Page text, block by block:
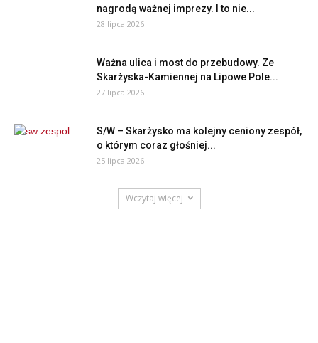
nagrodą ważnej imprezy. I to nie...
28 lipca 2026
Ważna ulica i most do przebudowy. Ze
Skarżyska-Kamiennej na Lipowe Pole...
27 lipca 2026
S/W – Skarżysko ma kolejny ceniony zespół,
o którym coraz głośniej...
25 lipca 2026
Wczytaj więcej